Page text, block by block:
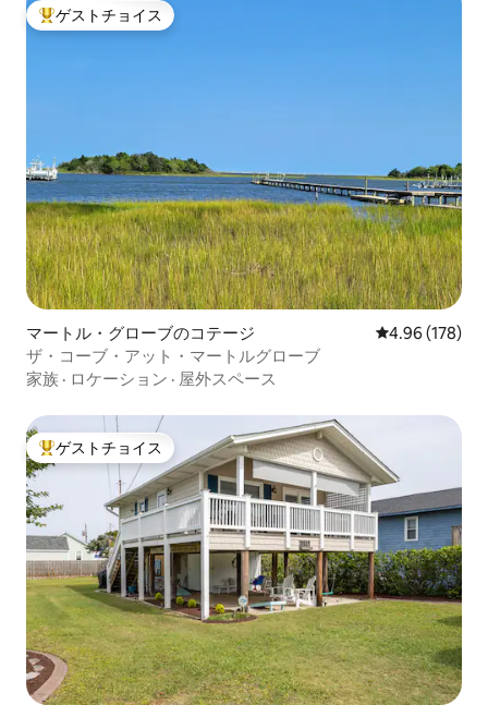
大好評のゲストチョイスです。
ゲストチョイス
マートル・グローブのコテージ レビュー178
4.96 (178)
ザ・コーブ・アット・マートルグローブ
家族 · ロケーション · 屋外スペース
大好評のゲストチョイスです。
ゲストチョイス